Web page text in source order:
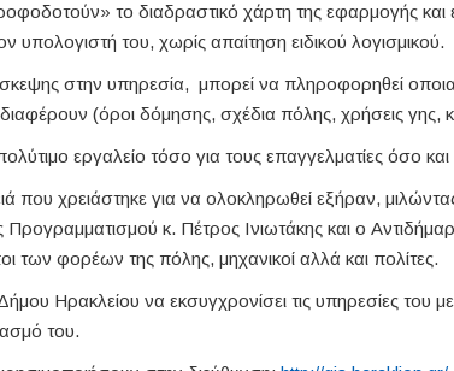
το διαδραστικό χάρτη της εφαρμογής και
υπολογιστή του, χωρίς απαίτηση ειδικού λογισμικού.
στην υπηρεσία, μπορεί να πληροφορηθεί
(όροι δόμησης, σχέδια πόλης, χρήσεις γης,
εργαλείο τόσο για τους επαγγελματίες όσο
που χρειάστηκε για να ολοκληρωθεί εξήραν,
κ. Πέτρος Ινιωτάκης και ο
φορέων της πόλης, μηχανικοί αλλά και πολίτες.
Ηρακλείου να εκσυγχρονίσει τις υπηρεσίες του
του.